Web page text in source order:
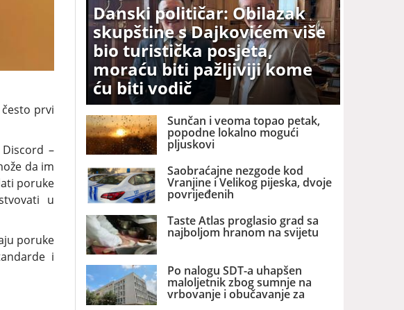
prvi
–
da im
poruke
u
poruke
i
Danski političar: Obilazak
skupštine s Dajkovićem više
bio turistička posjeta,
moraću biti pažljiviji kome
ću biti vodič
Sunčan i veoma topao petak,
popodne lokalno mogući
pljuskovi
Saobraćajne nezgode kod
Vranjine i Velikog pijeska, dvoje
povrijeđenih
Taste Atlas proglasio grad sa
najboljom hranom na svijetu
Po nalogu SDT-a uhapšen
maloljetnik zbog sumnje na
vrbovanje i obučavanje za
terorizam